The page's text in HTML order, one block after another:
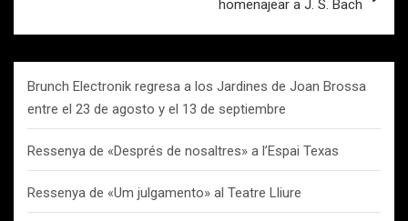
homenajear a J. S. Bach
Brunch Electronik regresa a los Jardines de Joan Brossa
entre el 23 de agosto y el 13 de septiembre
Ressenya de «Després de nosaltres» a l’Espai Texas
Ressenya de «Um julgamento» al Teatre Lliure